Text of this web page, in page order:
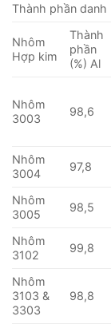
Thành phần
Nhôm
Hợp kim
Thành
phần
(%) Al
Nhôm
3003
98,6
Nhôm
3004
97,8
Nhôm
3005
98,5
Nhôm
3102
99,8
Nhôm
3103 &
3303
98,8